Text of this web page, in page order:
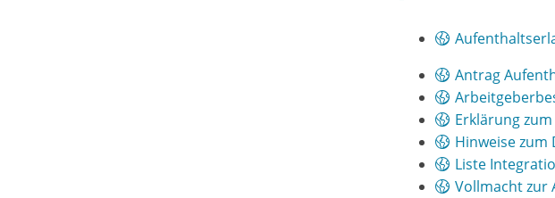
Antrag
Erklärung
Hinweise
Liste
Vollmacht zur